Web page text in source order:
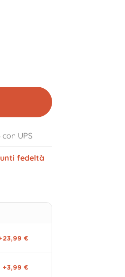
con UPS
fedeltà
€
+3,99 €